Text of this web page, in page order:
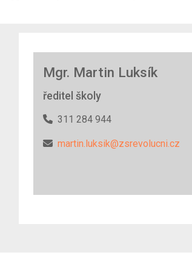
Mgr. Martin Luksík
ředitel školy
311 284 944
martin.luksik@zsrevolucni.cz